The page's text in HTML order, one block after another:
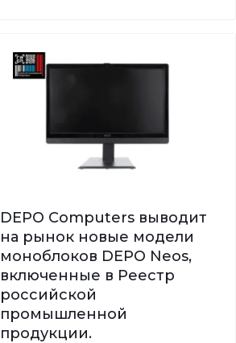
DEPO Computers выводит
на рынок новые модели
моноблоков DEPO Neos,
включенные в Реестр
российской
промышленной
продукции.